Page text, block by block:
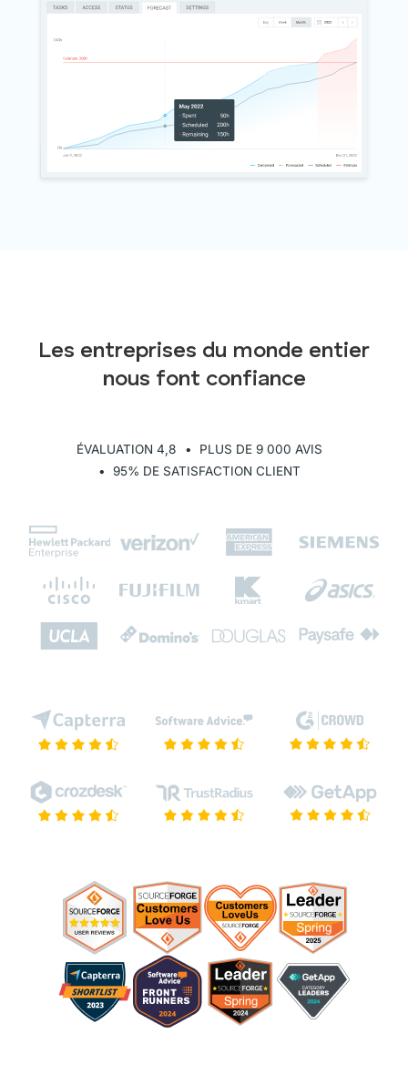
Les entreprises du monde entier
nous font confiance
ÉVALUATION 4,8
• PLUS DE 9 000 AVIS
• 95% DE SATISFACTION CLIENT